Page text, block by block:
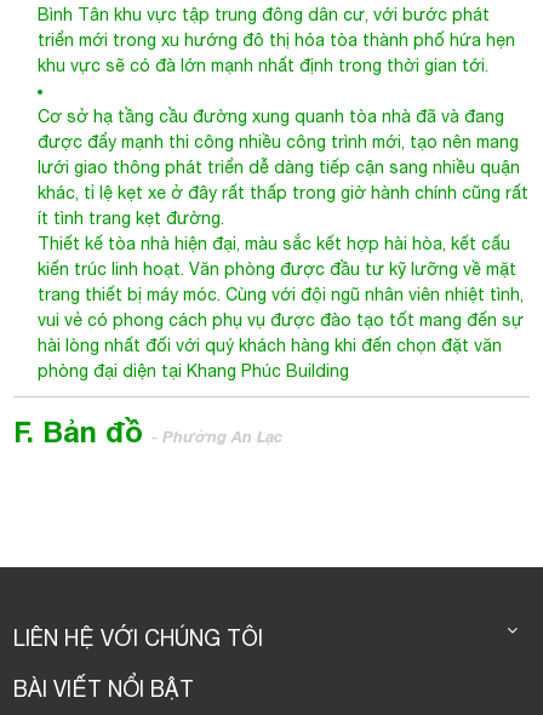
Bình Tân khu vực tập trung đông dân cư, với bước phát
triển mới trong xu hướng đô thị hóa tòa thành phố hứa hẹn
khu vực sẽ có đà lớn mạnh nhất định trong thời gian tới.
Cơ sở hạ tầng cầu đường xung quanh tòa nhà đã và đang
được đẩy mạnh thi công nhiều công trình mới, tạo nên mang
lưới giao thông phát triển dễ dàng tiếp cận sang nhiều quận
khác, tỉ lệ kẹt xe ở đây rất thấp trong giờ hành chính cũng rất
ít tình trang kẹt đường.
Thiết kế tòa nhà hiện đại, màu sắc kết hợp hài hòa, kết cấu
kiến trúc linh hoạt. Văn phòng được đầu tư kỹ lưỡng về mặt
trang thiết bị máy móc. Cùng với đội ngũ nhân viên nhiệt tình,
vui vẻ có phong cách phụ vụ được đào tạo tốt mang đến sự
hài lòng nhất đối với quý khách hàng khi đến chọn đặt văn
phòng đại diện tại Khang Phúc Building
F. Bản đồ- Phường An Lạc
LIÊN HỆ VỚI CHÚNG TÔI
BÀI VIẾT NỔI BẬT